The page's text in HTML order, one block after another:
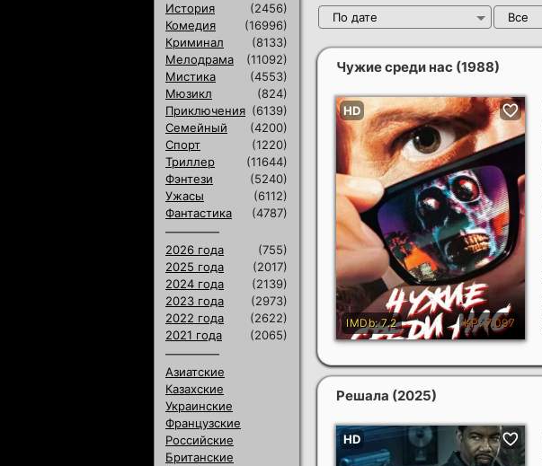
По дате Все
Чужие среди нас (1988)
Решала (2025)
История
(2456)
Комедия
(16996)
Криминал
(8133)
Мелодрама
(11092)
Мистика
(4553)
Мюзикл
(824)
Приключения (6139)
Семейный
(4200)
Спорт
(1220)
Триллер
(11644)
Фэнтези
(5240)
Ужасы
(6112)
Фантастика
(4787)
2026 года
(755)
2025 года
(2017)
2024 года
(2139)
2023 года
(2973)
2022 года
(2622)
2021 года
(2065)
Азиатские
Казахские
Украинские
Французские
Российские
Британские